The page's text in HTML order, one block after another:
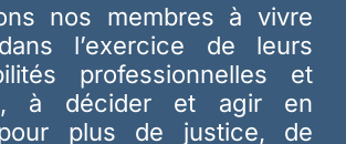
nos membres à vivre
l’exercice de leurs
professionnelles et
à décider et agir en
plus de justice, de